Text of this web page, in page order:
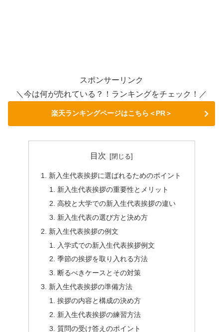
スポンサーリンク
＼今は何が売れている？！ランキングをチェック！／
楽天ランキングページはこちら＜PR＞
目次
新入生代表挨拶に選ばれるためのポイント
新入生代表挨拶の重要性とメリット
高校と大学での新入生代表挨拶の違い
新入生代表の選び方と決め方
新入生代表挨拶の例文
入学式での新入生代表挨拶例文
季節の挨拶を取り入れる方法
断るべきケースとその対策
新入生代表挨拶の準備方法
挨拶の内容と構成の決め方
新入生代表挨拶の練習方法
質問の受け答えのポイント